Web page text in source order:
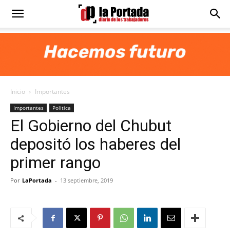
Diario
Portada
Inicio Importantes
Importantes Politica
El Gobierno del Chubut
depositó los haberes del
primer rango
Por LaPortada - 13 septiembre, 2019